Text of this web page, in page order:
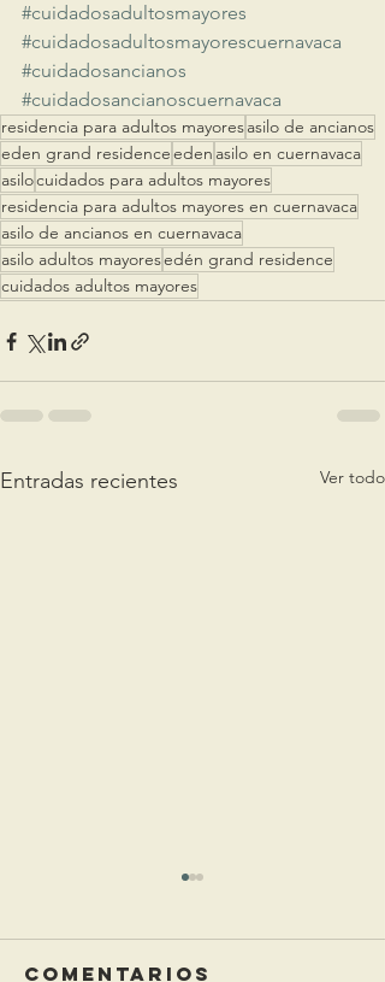
#cuidadosadultosmayores
#cuidadosadultosmayorescuernavaca
#cuidadosancianos
#cuidadosancianoscuernavaca
residencia para adultos mayoresasilo de ancianos
eden grand residenceeden asilo en cuernavaca
asilocuidados para adultos mayores
residencia para adultos mayores en cuernavaca
asilo de ancianos en cuernavaca
asilo adultos mayoresedén grand residence
cuidados adultos mayores
Entradas recientes Ver todo
Comentarios